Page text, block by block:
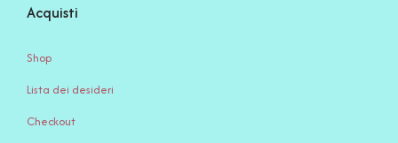
Acquisti
Shop
Lista dei desideri
Checkout